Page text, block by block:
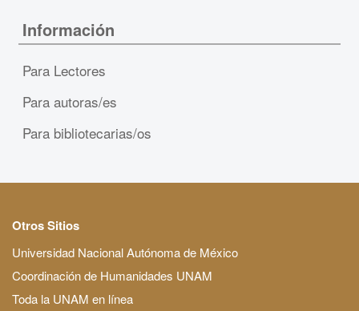
Información
Para Lectores
Para autoras/es
Para bibliotecarias/os
Otros Sitios
Universidad Nacional Autónoma de México
Coordinación de Humanidades UNAM
Toda la UNAM en línea